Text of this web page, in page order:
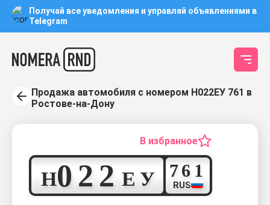
Получай все уведомления и управляй объявлениями в
Telegram
Продажа автомобиля с номером Н022ЕУ 761 в
Ростове-на-Дону
В избранное
Н0
2
2
ЕУ7
61
RUS